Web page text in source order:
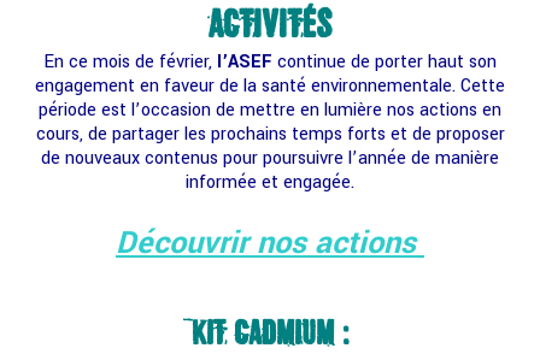
ACTIVITÉS
En ce mois de février, l’ASEF continue de porter haut son
engagement en faveur de la santé environnementale. Cette
période est l’occasion de mettre en lumière nos actions en
cours, de partager les prochains temps forts et de proposer
de nouveaux contenus pour poursuivre l’année de manière
informée et engagée.
Découvrir nos actions
KIT CADMIUM :